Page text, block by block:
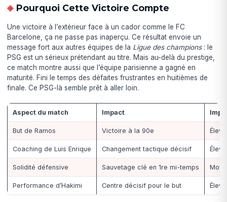
Pourquoi Cette Victoire Compte
Une victoire à l’extérieur face à un cador comme le FC
Barcelone, ça ne passe pas inaperçu. Ce résultat envoie un
message fort aux autres équipes de la Ligue des champions: le
PSG est un sérieux prétendant au titre. Mais au-delà du prestige,
ce match montre aussi que l’équipe parisienne a gagné en
maturité. Fini le temps des défaites frustrantes en huitièmes de
finale. Ce PSG-là semble prêt à aller loin.
Aspect du match Impact
But de Ramos Victoire à la 90e
Coaching de Luis Enrique Changement tactique décisif
Solidité défensive Sauvetage clé en 1re mi-temps
Performance d’Hakimi Centre décisif pour le but